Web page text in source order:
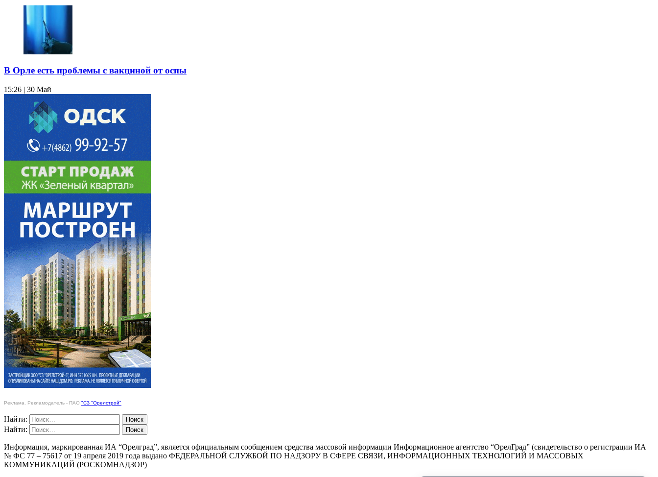
В Орле есть проблемы с вакциной от оспы
15:26 | 30 Май
Реклама. Рекламодатель - ПАО "СЗ "Орелстрой"
Найти:
Найти:
Информация, маркированная ИА “Орелград”, является официальным сообщением средства массовой информации Информационное агентство “ОрелГрад” (свидетельство о регистрации ИА
№ ФС 77 – 75617 от 19 апреля 2019 года выдано ФЕДЕРАЛЬНОЙ СЛУЖБОЙ ПО НАДЗОРУ В СФЕРЕ СВЯЗИ, ИНФОРМАЦИОННЫХ ТЕХНОЛОГИЙ И МАССОВЫХ
КОММУНИКАЦИЙ (РОСКОМНАДЗОР)